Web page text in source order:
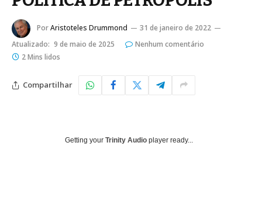
PorAristoteles Drummond
31 de janeiro de 2022
Atualizado: 9 de maio de 2025
Nenhum comentário
2 Mins lidos
Compartilhar
Getting your Trinity Audio player ready...